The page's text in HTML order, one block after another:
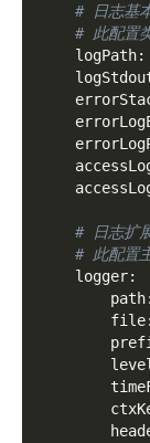
# 日志基
# 此配置
logPath:
# 日志扩
# 此配置
logger:
path:
file:
level